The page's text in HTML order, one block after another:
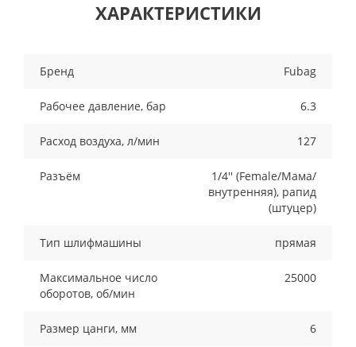
ХАРАКТЕРИСТИКИ
Бренд Fubag
Рабочее давление, бар 6.3
Расход воздуха, л/мин 127
Разъём
1/4'' (Female/Мама/
внутренняя), рапид
(штуцер)
Тип шлифмашины прямая
Максимальное число
оборотов, об/мин
25000
Размер цанги, мм 6